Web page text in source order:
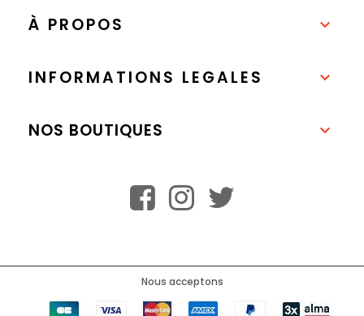
À PROPOS 
INFORMATIONS LEGALES 
NOS BOUTIQUES 
Nous acceptons